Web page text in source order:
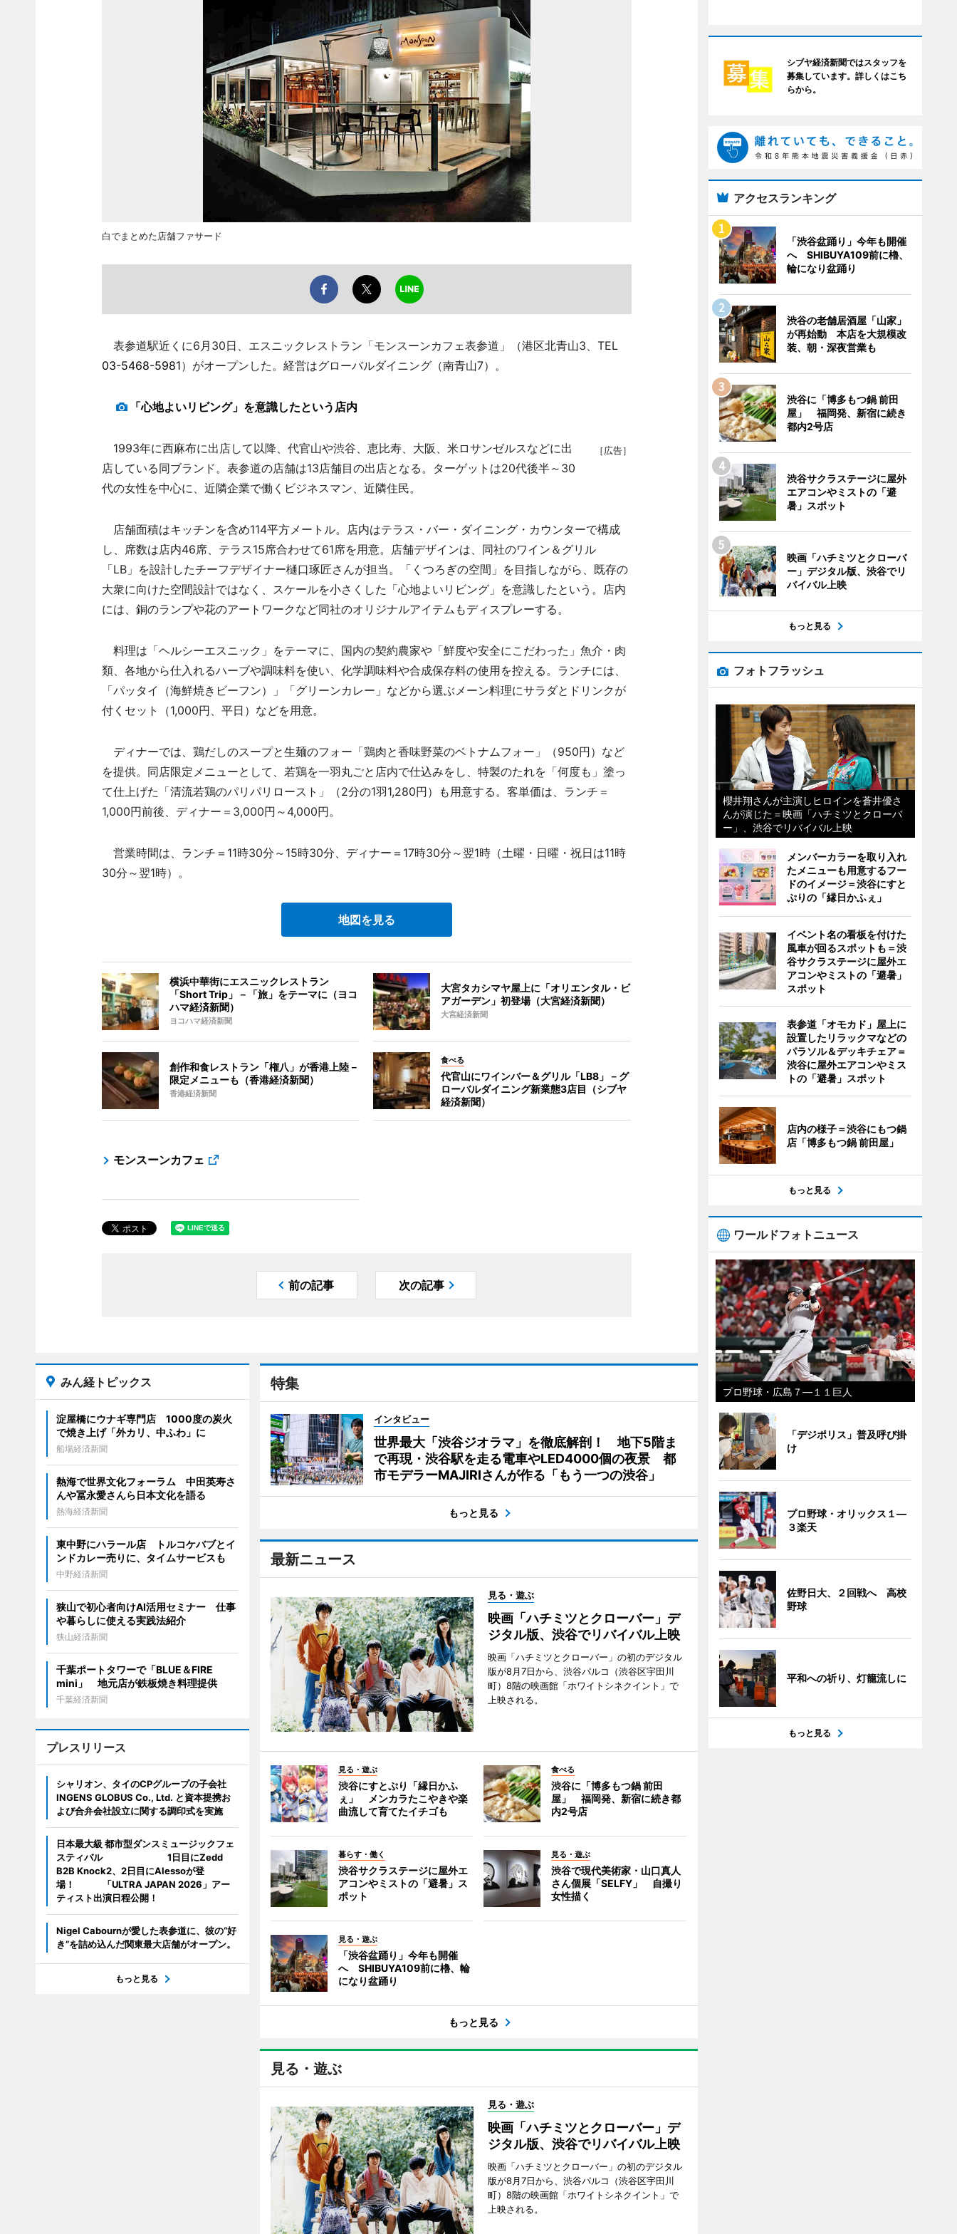
白でまとめた店舗ファサード
表参道駅近くに6月30日、エスニックレストラン「モンスーンカフェ表参道」（港区北青山3、TEL
03-5468-5981）がオープンした。経営はグローバルダイニング（南青山7）。
「心地よいリビング」を意識したという店内
［広告］
1993年に西麻布に出店して以降、代官山や渋谷、恵比寿、大阪、米ロサンゼルスなどに出
店している同ブランド。表参道の店舗は13店舗目の出店となる。ターゲットは20代後半～30
代の女性を中心に、近隣企業で働くビジネスマン、近隣住民。
店舗面積はキッチンを含め114平方メートル。店内はテラス・バー・ダイニング・カウンターで構成
し、席数は店内46席、テラス15席合わせて61席を用意。店舗デザインは、同社のワイン＆グリル
「LB」を設計したチーフデザイナー樋口琢匠さんが担当。「くつろぎの空間」を目指しながら、既存の
大衆に向けた空間設計ではなく、スケールを小さくした「心地よいリビング」を意識したという。店内
には、銅のランプや花のアートワークなど同社のオリジナルアイテムもディスプレーする。
料理は「ヘルシーエスニック」をテーマに、国内の契約農家や「鮮度や安全にこだわった」魚介・肉
類、各地から仕入れるハーブや調味料を使い、化学調味料や合成保存料の使用を控える。ランチには、
「パッタイ（海鮮焼きビーフン）」「グリーンカレー」などから選ぶメーン料理にサラダとドリンクが
付くセット（1,000円、平日）などを用意。
ディナーでは、鶏だしのスープと生麺のフォー「鶏肉と香味野菜のベトナムフォー」（950円）など
を提供。同店限定メニューとして、若鶏を一羽丸ごと店内で仕込みをし、特製のたれを「何度も」塗っ
て仕上げた「清流若鶏のパリパリロースト」（2分の1羽1,280円）も用意する。客単価は、ランチ＝
1,000円前後、ディナー＝3,000円～4,000円。
営業時間は、ランチ＝11時30分～15時30分、ディナー＝17時30分～翌1時（土曜・日曜・祝日は11時
30分～翌1時）。
地図を見る
横浜中華街にエスニックレストラン
「Short Trip」－「旅」をテーマに（ヨコ
ハマ経済新聞）
ヨコハマ経済新聞
大宮タカシマヤ屋上に「オリエンタル・ビ
アガーデン」初登場（大宮経済新聞）
大宮経済新聞
創作和食レストラン「権八」が香港上陸－
限定メニューも（香港経済新聞）
香港経済新聞
食べる
代官山にワインバー＆グリル「LB8」－グ
ローバルダイニング新業態3店目（シブヤ
経済新聞）
モンスーンカフェ
前の記事 次の記事
特集
インタビュー
世界最大「渋谷ジオラマ」を徹底解剖！ 地下5階ま
で再現・渋谷駅を走る電車やLED4000個の夜景 都
市モデラーMAJIRIさんが作る「もう一つの渋谷」
もっと見る
最新ニュース
見る・遊ぶ
映画「ハチミツとクローバー」デ
ジタル版、渋谷でリバイバル上映
映画「ハチミツとクローバー」の初のデジタル
版が8月7日から、渋谷パルコ（渋谷区宇田川
町）8階の映画館「ホワイトシネクイント」で
上映される。
見る・遊ぶ
渋谷にすとぷり「縁日かふ
ぇ」 メンカラたこやきや楽
曲流して育てたイチゴも
食べる
渋谷に「博多もつ鍋 前田
屋」 福岡発、新宿に続き都
内2号店
暮らす・働く
渋谷サクラステージに屋外エ
アコンやミストの「避暑」ス
ポット
見る・遊ぶ
渋谷で現代美術家・山口真人
さん個展「SELFY」 自撮り
女性描く
見る・遊ぶ
「渋谷盆踊り」今年も開催
へ SHIBUYA109前に櫓、輪
になり盆踊り
もっと見る
見る・遊ぶ
見る・遊ぶ
映画「ハチミツとクローバー」デ
ジタル版、渋谷でリバイバル上映
映画「ハチミツとクローバー」の初のデジタル
版が8月7日から、渋谷パルコ（渋谷区宇田川
町）8階の映画館「ホワイトシネクイント」で
上映される。
みん経トピックス
淀屋橋にウナギ専門店 1000度の炭火
で焼き上げ「外カリ、中ふわ」に
船場経済新聞
熱海で世界文化フォーラム 中田英寿さ
んや冨永愛さんら日本文化を語る
熱海経済新聞
東中野にハラール店 トルコケバブとイ
ンドカレー売りに、タイムサービスも
中野経済新聞
狭山で初心者向けAI活用セミナー 仕事
や暮らしに使える実践法紹介
狭山経済新聞
千葉ポートタワーで「BLUE＆FIRE
mini」 地元店が鉄板焼き料理提供
千葉経済新聞
プレスリリース
シャリオン、タイのCPグループの子会社
INGENS GLOBUS Co., Ltd. と資本提携お
よび合弁会社設立に関する調印式を実施
日本最大級 都市型ダンスミュージックフェ
スティバル 1日目にZedd
B2B Knock2、2日目にAlessoが登
場！ 「ULTRA JAPAN 2026」アー
ティスト出演日程公開！
Nigel Cabournが愛した表参道に、彼の“好
き”を詰め込んだ関東最大店舗がオープン。
もっと見る
シブヤ経済新聞ではスタッフを
募集しています。詳しくはこち
らから。
アクセスランキング
「渋谷盆踊り」今年も開催
へ SHIBUYA109前に櫓、
輪になり盆踊り
渋谷の老舗居酒屋「山家」
が再始動 本店を大規模改
装、朝・深夜営業も
渋谷に「博多もつ鍋 前田
屋」 福岡発、新宿に続き
都内2号店
渋谷サクラステージに屋外
エアコンやミストの「避
暑」スポット
映画「ハチミツとクローバ
ー」デジタル版、渋谷でリ
バイバル上映
もっと見る
フォトフラッシュ
櫻井翔さんが主演しヒロインを蒼井優さ
んが演じた＝映画「ハチミツとクローバ
ー」、渋谷でリバイバル上映
メンバーカラーを取り入れ
たメニューも用意するフー
ドのイメージ＝渋谷にすと
ぷりの「縁日かふぇ」
イベント名の看板を付けた
風車が回るスポットも＝渋
谷サクラステージに屋外エ
アコンやミストの「避暑」
スポット
表参道「オモカド」屋上に
設置したリラックマなどの
パラソル＆デッキチェア＝
渋谷に屋外エアコンやミス
トの「避暑」スポット
店内の様子＝渋谷にもつ鍋
店「博多もつ鍋 前田屋」
もっと見る
ワールドフォトニュース
プロ野球・広島７―１１巨人
「デジポリス」普及呼び掛
け
プロ野球・オリックス１―
３楽天
佐野日大、２回戦へ 高校
野球
平和への祈り、灯籠流しに
もっと見る